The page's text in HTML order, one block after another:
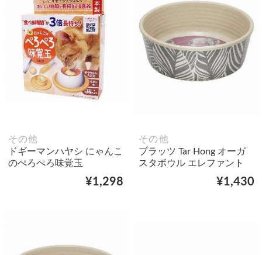
その他
ドギーマンハヤシ にゃんこ
のぺろぺろ味覚玉
¥1,298
その他
プラッツ Tar Hong オーガ
スタボウル エレファント
¥1,430